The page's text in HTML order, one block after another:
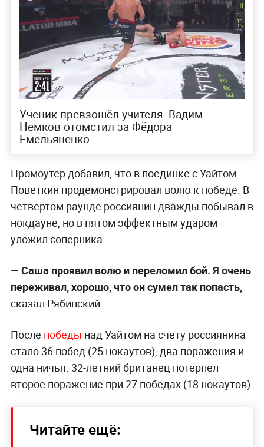
Ученик превзошёл учителя. Вадим
Немков отомстил за Фёдора
Емельяненко
Промоутер добавил, что в поединке с Уайтом
Поветкин продемонстрировал волю к победе. В
четвёртом раунде россиянин дважды побывал в
нокдауне, но в пятом эффектным ударом
уложил соперника.
— Саша проявил волю и переломил бой. Я очень
переживал, хорошо, что он сумел так попасть,—
сказал Рябинский.
После победы над Уайтом на счету россиянина
стало 36 побед (25 нокаутов), два поражения и
одна ничья. 32-летний британец потерпел
второе поражение при 27 победах (18 нокаутов).
Читайте ещё: